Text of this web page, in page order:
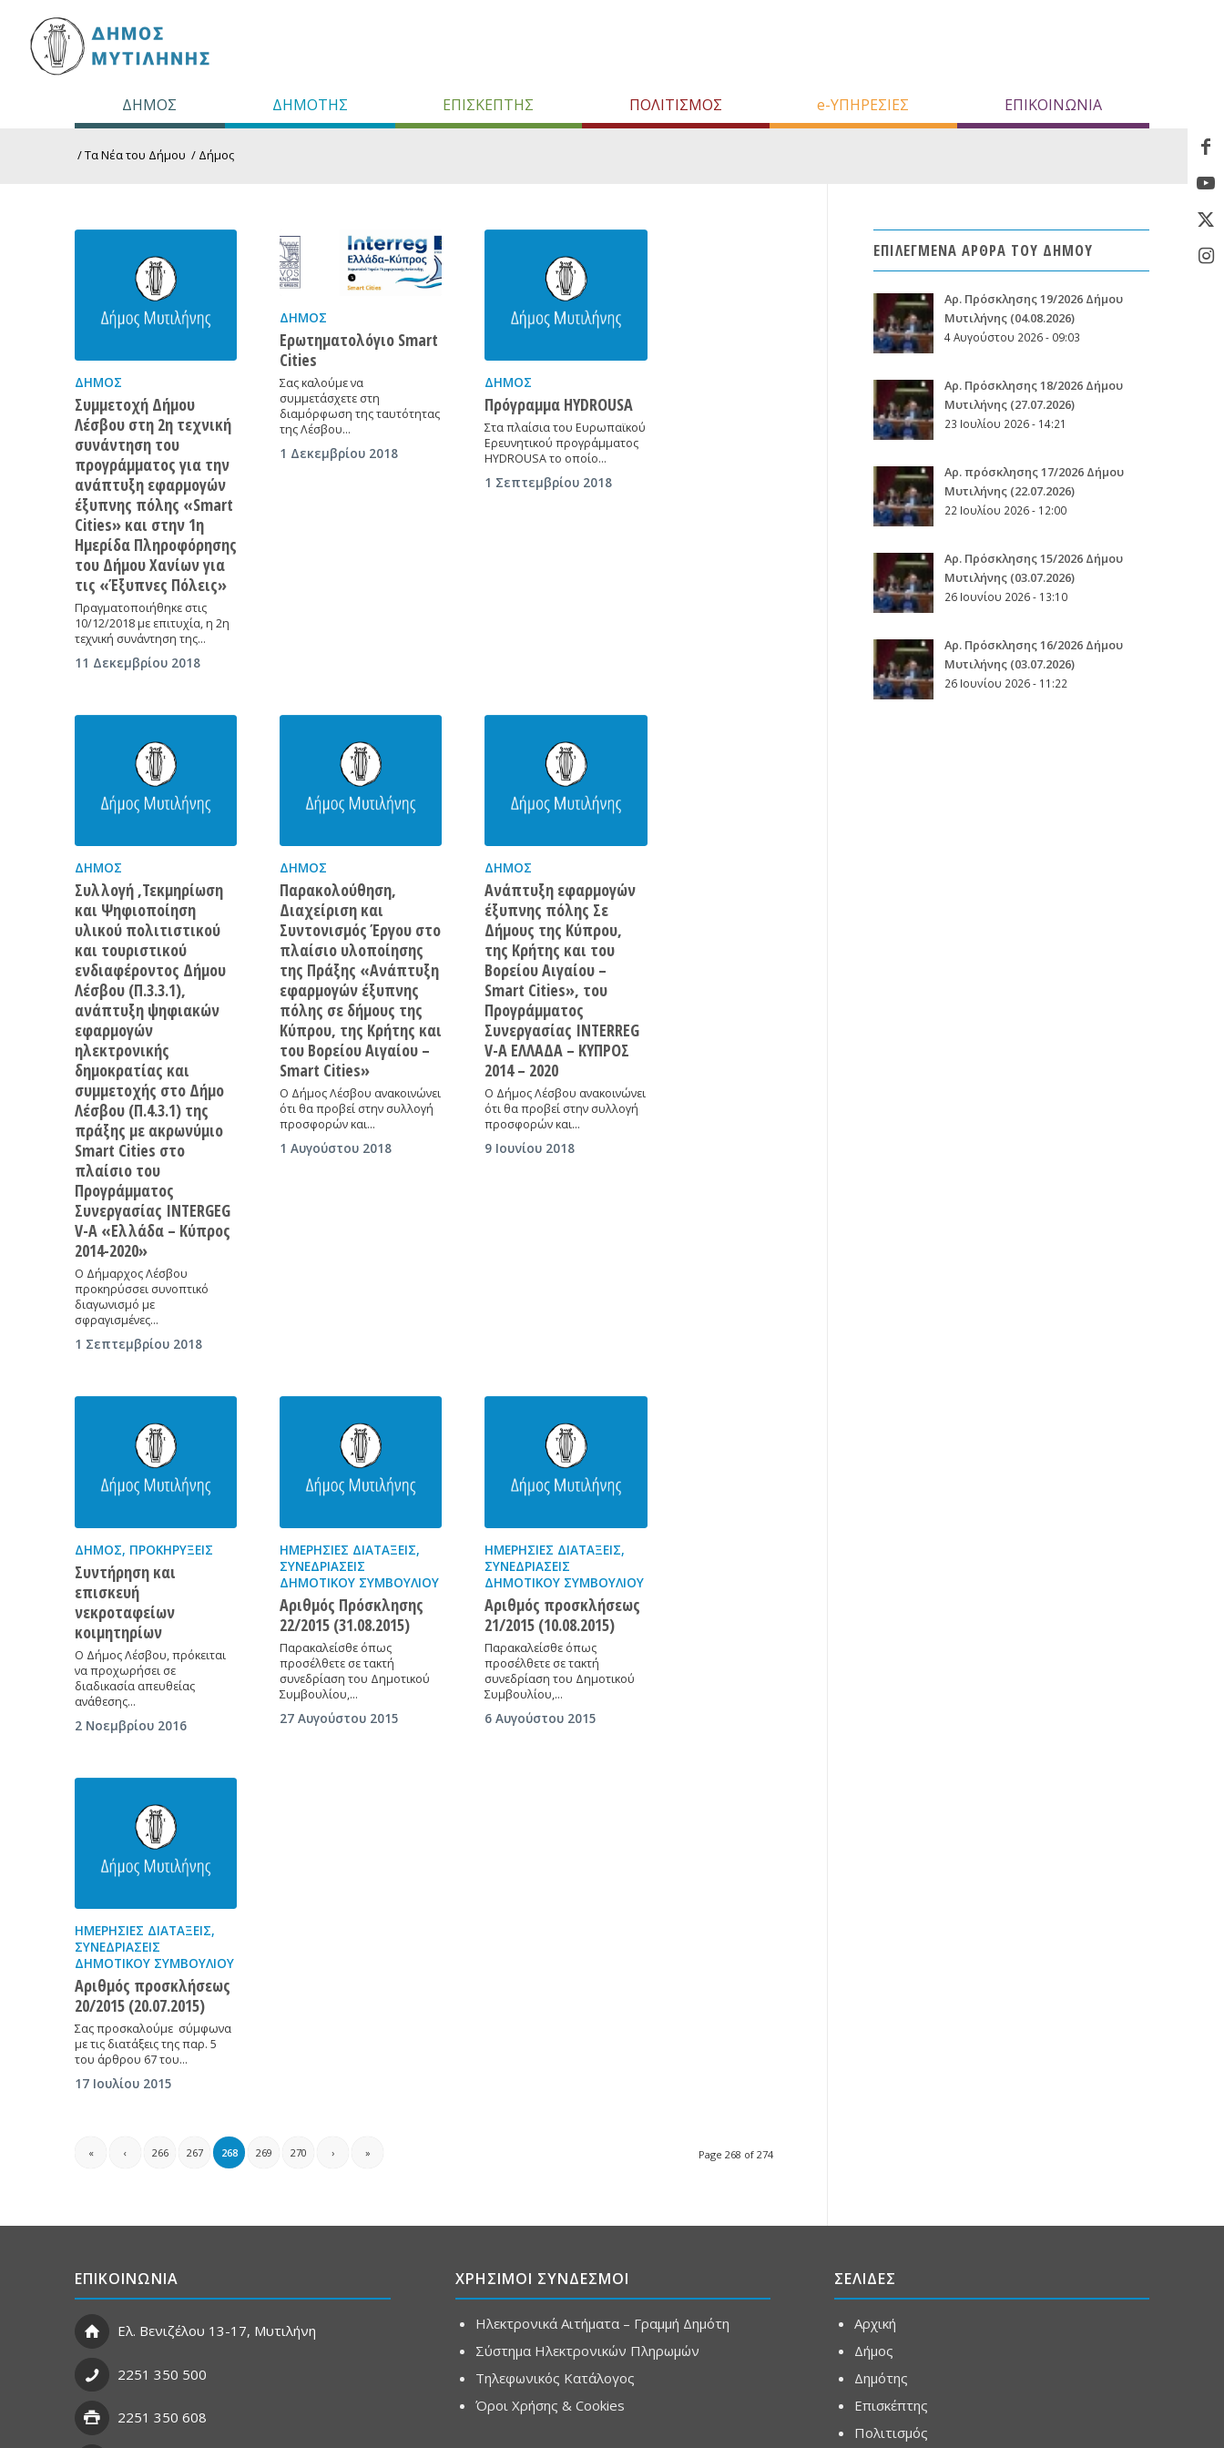
ΔΗΜΟΣ ΔΗΜΟΤΗΣ ΕΠΙΣΚΕΠΤΗΣ ΠΟΛΙΤΙΣΜΟΣ e-ΥΠΗΡΕΣΙΕΣ ΕΠΙΚΟΙΝΩΝΙΑ
/Τα Νέα του Δήμου / Δήμος
ΔΉΜΟΣ
Συμμετοχή Δήμου
Λέσβου στη 2η τεχνική
συνάντηση του
προγράμματος για την
ανάπτυξη εφαρμογών
έξυπνης πόλης «Smart
Cities» και στην 1η
Ημερίδα Πληροφόρησης
του Δήμου Χανίων για
τις «Έξυπνες Πόλεις»
Πραγματοποιήθηκε στις
10/12/2018 με επιτυχία, η 2η
τεχνική συνάντηση της…
11 Δεκεμβρίου 2018
ΔΉΜΟΣ
Ερωτηματολόγιο Smart
Cities
Σας καλούμε να
συμμετάσχετε στη
διαμόρφωση της ταυτότητας
της Λέσβου…
1 Δεκεμβρίου 2018
ΔΉΜΟΣ
Πρόγραμμα HYDROUSA
Στα πλαίσια του Ευρωπαϊκού
Ερευνητικού προγράμματος
HYDROUSA το οποίο…
1 Σεπτεμβρίου 2018
ΔΉΜΟΣ
Συλλογή ,Τεκμηρίωση
και Ψηφιοποίηση
υλικού πολιτιστικού
και τουριστικού
ενδιαφέροντος Δήμου
Λέσβου (Π.3.3.1),
ανάπτυξη ψηφιακών
εφαρμογών
ηλεκτρονικής
δημοκρατίας και
συμμετοχής στο Δήμο
Λέσβου (Π.4.3.1) της
πράξης με ακρωνύμιο
Smart Cities στο
πλαίσιο του
Προγράμματος
Συνεργασίας INTERGEG
V-A «Ελλάδα – Κύπρος
2014-2020»
Ο Δήμαρχος Λέσβου
προκηρύσσει συνοπτικό
διαγωνισμό με
σφραγισμένες…
1 Σεπτεμβρίου 2018
ΔΉΜΟΣ
Παρακολούθηση,
Διαχείριση και
Συντονισμός Έργου στο
πλαίσιο υλοποίησης
της Πράξης «Ανάπτυξη
εφαρμογών έξυπνης
πόλης σε δήμους της
Κύπρου, της Κρήτης και
του Βορείου Αιγαίου –
Smart Cities»
Ο Δήμος Λέσβου ανακοινώνει
ότι θα προβεί στην συλλογή
προσφορών και…
1 Αυγούστου 2018
ΔΉΜΟΣ
Ανάπτυξη εφαρμογών
έξυπνης πόλης Σε
Δήμους της Κύπρου,
της Κρήτης και του
Βορείου Αιγαίου –
Smart Cities», του
Προγράμματος
Συνεργασίας INTERREG
V-A ΕΛΛΑΔΑ – ΚΥΠΡΟΣ
2014 – 2020
Ο Δήμος Λέσβου ανακοινώνει
ότι θα προβεί στην συλλογή
προσφορών και…
9 Ιουνίου 2018
ΔΉΜΟΣ, ΠΡΟΚΗΡΎΞΕΙΣ
Συντήρηση και
επισκευή
νεκροταφείων
κοιμητηρίων
Ο Δήμος Λέσβου, πρόκειται
να προχωρήσει σε
διαδικασία απευθείας
ανάθεσης…
2 Νοεμβρίου 2016
ΗΜΕΡΉΣΙΕΣ ΔΙΑΤΆΞΕΙΣ,
ΣΥΝΕΔΡΙΆΣΕΙΣ
ΔΗΜΟΤΙΚΟΎ ΣΥΜΒΟΥΛΊΟΥ
Aριθμός Πρόσκλησης
22/2015 (31.08.2015)
Παρακαλείσθε όπως
προσέλθετε σε τακτή
συνεδρίαση του Δημοτικού
Συμβουλίου,…
27 Αυγούστου 2015
ΗΜΕΡΉΣΙΕΣ ΔΙΑΤΆΞΕΙΣ,
ΣΥΝΕΔΡΙΆΣΕΙΣ
ΔΗΜΟΤΙΚΟΎ ΣΥΜΒΟΥΛΊΟΥ
Αριθμός προσκλήσεως
21/2015 (10.08.2015)
Παρακαλείσθε όπως
προσέλθετε σε τακτή
συνεδρίαση του Δημοτικού
Συμβουλίου,…
6 Αυγούστου 2015
ΗΜΕΡΉΣΙΕΣ ΔΙΑΤΆΞΕΙΣ,
ΣΥΝΕΔΡΙΆΣΕΙΣ
ΔΗΜΟΤΙΚΟΎ ΣΥΜΒΟΥΛΊΟΥ
Αριθμός προσκλήσεως
20/2015 (20.07.2015)
Σας προσκαλούμε σύμφωνα
με τις διατάξεις της παρ. 5
του άρθρου 67 του…
17 Ιουλίου 2015
Page 268 of 274
« ‹ 266 267 268 269 270 › »
ΕΠΙΛΕΓΜΕΝΑ ΑΡΘΡΑ ΤΟΥ ΔΗΜΟΥ
Aρ. Πρόσκλησης 19/2026 Δήμου
Μυτιλήνης (04.08.2026)
4 Αυγούστου 2026 - 09:03
Aρ. Πρόσκλησης 18/2026 Δήμου
Μυτιλήνης (27.07.2026)
23 Ιουλίου 2026 - 14:21
Αρ. πρόσκλησης 17/2026 Δήμου
Μυτιλήνης (22.07.2026)
22 Ιουλίου 2026 - 12:00
Aρ. Πρόσκλησης 15/2026 Δήμου
Μυτιλήνης (03.07.2026)
26 Ιουνίου 2026 - 13:10
Aρ. Πρόσκλησης 16/2026 Δήμου
Μυτιλήνης (03.07.2026)
26 Ιουνίου 2026 - 11:22
ΕΠΙΚΟΙΝΩΝΙΑ
Ελ. Βενιζέλου 13-17, Μυτιλήνη
2251 350 500
2251 350 608
ΧΡΗΣΙΜΟΙ ΣΥΝΔΕΣΜΟΙ
Ηλεκτρονικά Αιτήματα – Γραμμή Δημότη
Σύστημα Ηλεκτρονικών Πληρωμών
Τηλεφωνικός Κατάλογος
Όροι Χρήσης & Cookies
ΣΕΛΙΔΕΣ
Αρχική
Δήμος
Δημότης
Επισκέπτης
Πολιτισμός